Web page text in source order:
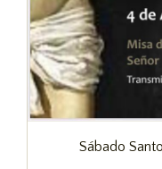
Sábado